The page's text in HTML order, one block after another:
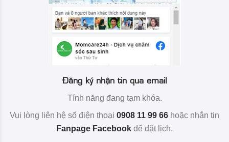
Đăng ký nhận tin qua email
Tính năng đang tạm khóa.
Vui lòng liên hệ số điện thoại 0908 11 99 66 hoặc nhắn tin
Fanpage Facebook để đặt lịch.